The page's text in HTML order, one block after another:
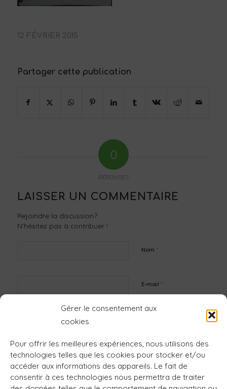
Gérer le consentement aux
cookies
Pour offrir les meilleures expériences, nous utilisons des
technologies telles que les cookies pour stocker et/ou
accéder aux informations des appareils. Le fait de
consentir à ces technologies nous permettra de traiter
12 FÉVRIER 2015
Partager cette publication
0
RÉPONSES
LAISSER UN COMMENTAIRE
Rejoindre la discussion?
N’hésitez pas à contribuer !
Nom *
E-mail *